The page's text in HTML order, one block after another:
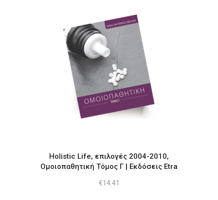
Holistic Life, επιλογές 2004-2010,
Ομοιοπαθητική Τόμος Γ | Εκδόσεις Etra
€14.41